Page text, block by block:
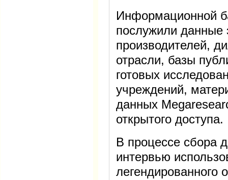
Информационной
послужили данные
производителей,
отрасли, базы
готовых
учреждений,
данных
открытого доступа.
В процессе сбора
интервью
легендированного